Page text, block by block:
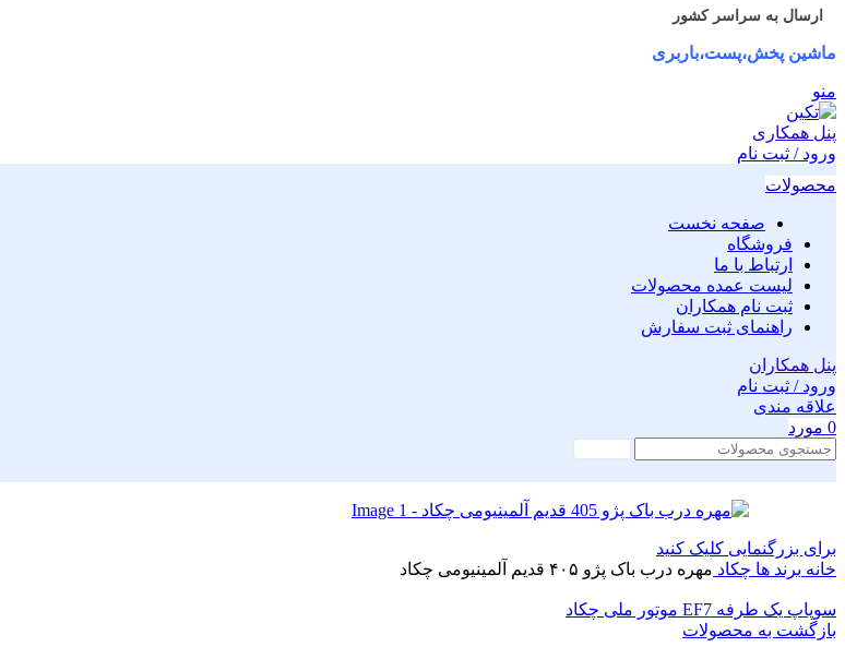
ارسال به سراسر کشور
ماشین پخش،پست،باربری
منو
پنل همکاری
ورود / ثبت نام
محصولات
صفحه نخست
فروشگاه
ارتباط با ما
لیست عمده محصولات
ثبت نام همکاران
راهنمای ثبت سفارش
پنل همکاران
ورود / ثبت نام
علاقه مندی
0 مورد
برای بزرگنمایی کلیک کنید
خانه برند ها چکاد مهره درب باک پژو ۴۰۵ قدیم آلمینیومی چکاد
سوپاپ یک طرفه EF7 موتور ملی چکاد
بازگشت به محصولات